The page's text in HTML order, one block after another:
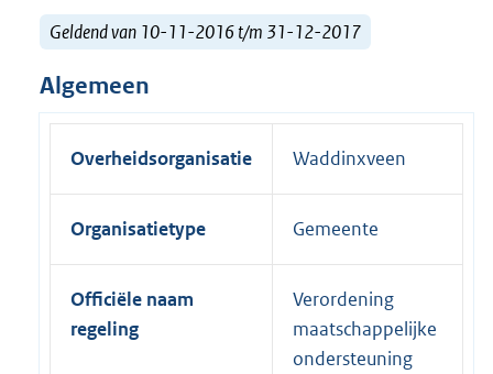
Geldend van 10-11-2016 t/m 31-12-2017
Algemeen
Overheidsorganisatie Waddinxveen
Organisatietype Gemeente
Officiële naam
regeling
Verordening
maatschappelijke
ondersteuning